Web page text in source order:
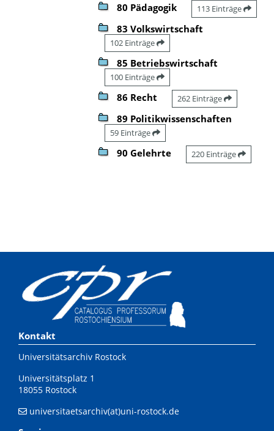
80 Pädagogik 113 Einträge
83 Volkswirtschaft
102 Einträge
85 Betriebswirtschaft
100 Einträge
86 Recht 262 Einträge
89 Politikwissenschaften
59 Einträge
90 Gelehrte 220 Einträge
Kontakt
Universitätsarchiv Rostock
Universitätsplatz 1
18055 Rostock
universitaetsarchiv(at)uni-rostock.de